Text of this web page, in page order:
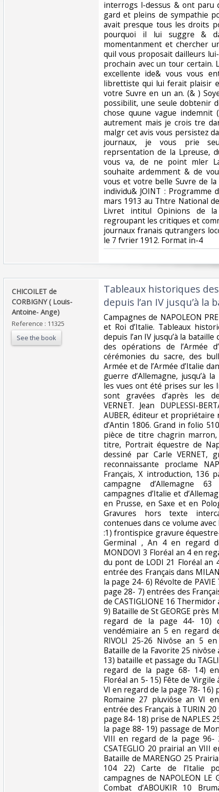
interrogs l-dessus & ont paru
gard et pleins de sympathie
avait presque tous les droits
pourquoi il lui suggre &
momentanment et chercher
quil vous proposait dailleurs
prochain avec un tour certain.
excellente ide& vous vous
librettiste qui lui ferait plaisir
votre Suvre en un an. (& )
possibilit, une seule dobtenir
chose quune vague
autrement mais je crois tre
malgr cet avis vous persistez
journaux, je vous prie
reprsentation de la Lpreuse,
vous va, de ne point mler
souhaite ardemment & de
vous et votre belle Suvre de
individu& JOINT :
mars 1913 au Thtre National
Livret intitul Opinions de
regroupant les critiques et
journaux franais qutrangers
le 7 fvrier 1912. Format in-4‎
‎CHICOILET de
CORBIGNY ( Louis-
Antoine- Ange)‎
Reference : 11325
See the book
‎Tableaux historiques
depuis l’an IV jusqu’à la
‎Campagnes de NAPOLEON
et Roi d’Italie. Tableaux
depuis l’an IV jusqu’à la
des opérations de l’Armée
cérémonies du sacre, des
Armée et de l’Armée d’Italie
guerre d’Allemagne, jusqu’à
les vues ont été prises sur les
sont gravées d’après les
VERNET. Jean DUPLESSI-
AUBER, éditeur et propriétaire
d’Antin 1806. Grand in folio
pièce de titre chagrin
titre, Portrait équestre de
dessiné par Carle VERNET,
reconnaissante proclame
Français, X introduction, 136
campagne d’Allemagne
campagnes d’Italie et
en Prusse, en Saxe et en
Gravures hors texte
contenues dans ce volume
:1) frontispice gravure
Germinal , An 4 en regard
MONDOVI 3 Floréal an 4 en
du pont de LODI 21 Floréal an
entrée des Français dans
la page 24- 6) Révolte de
page 28- 7) entrées des
de CASTIGLIONE 16
9) Bataille de St GEORGE près
regard de la page 44- 10)
vendémiaire an 5 en regard
RIVOLI 25-26 Nivôse an 5
Bataille de la Favorite 25
13) bataille et passage du
regard de la page 68- 14)
Floréal an 5- 15) Fête de
VI en regard de la page 78- 16)
Romaine 27 pluviôse an VI
entrée des Français à TURIN
page 84- 18) prise de NAPLES
la page 88- 19) passage de
VIII en regard de la page 96-
CSATEGLIO 20 prairial an VIII
Bataille de MARENGO 25
104 22) Carte de l’Italie
campagnes de NAPOLEON LE
Combat d’ABOUKIR 10